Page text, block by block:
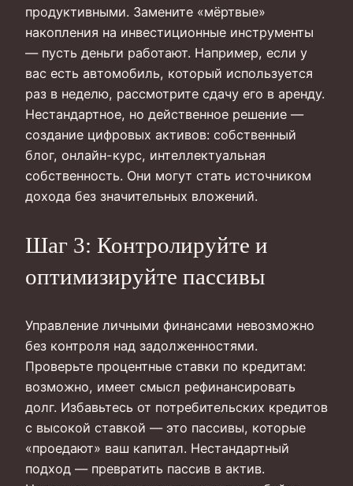
продуктивными. Замените «мёртвые»
накопления на инвестиционные инструменты
— пусть деньги работают. Например, если у
вас есть автомобиль, который используется
раз в неделю, рассмотрите сдачу его в аренду.
Нестандартное, но действенное решение —
создание цифровых активов: собственный
блог, онлайн-курс, интеллектуальная
собственность. Они могут стать источником
дохода без значительных вложений.
Шаг 3: Контролируйте и
оптимизируйте пассивы
Управление личными финансами невозможно
без контроля над задолженностями.
Проверьте процентные ставки по кредитам:
возможно, имеет смысл рефинансировать
долг. Избавьтесь от потребительских кредитов
с высокой ставкой — это пассивы, которые
«проедают» ваш капитал. Нестандартный
подход — превратить пассив в актив.